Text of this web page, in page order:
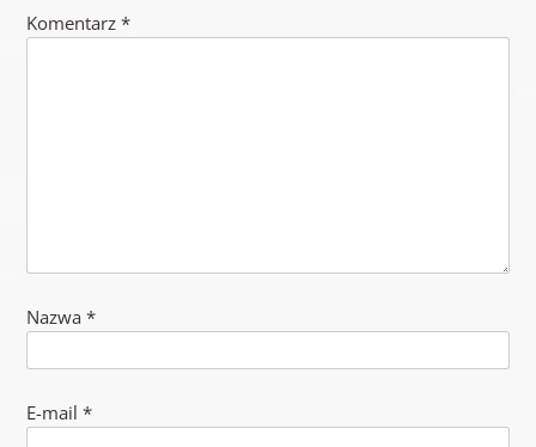
Komentarz *
Nazwa *
E-mail *